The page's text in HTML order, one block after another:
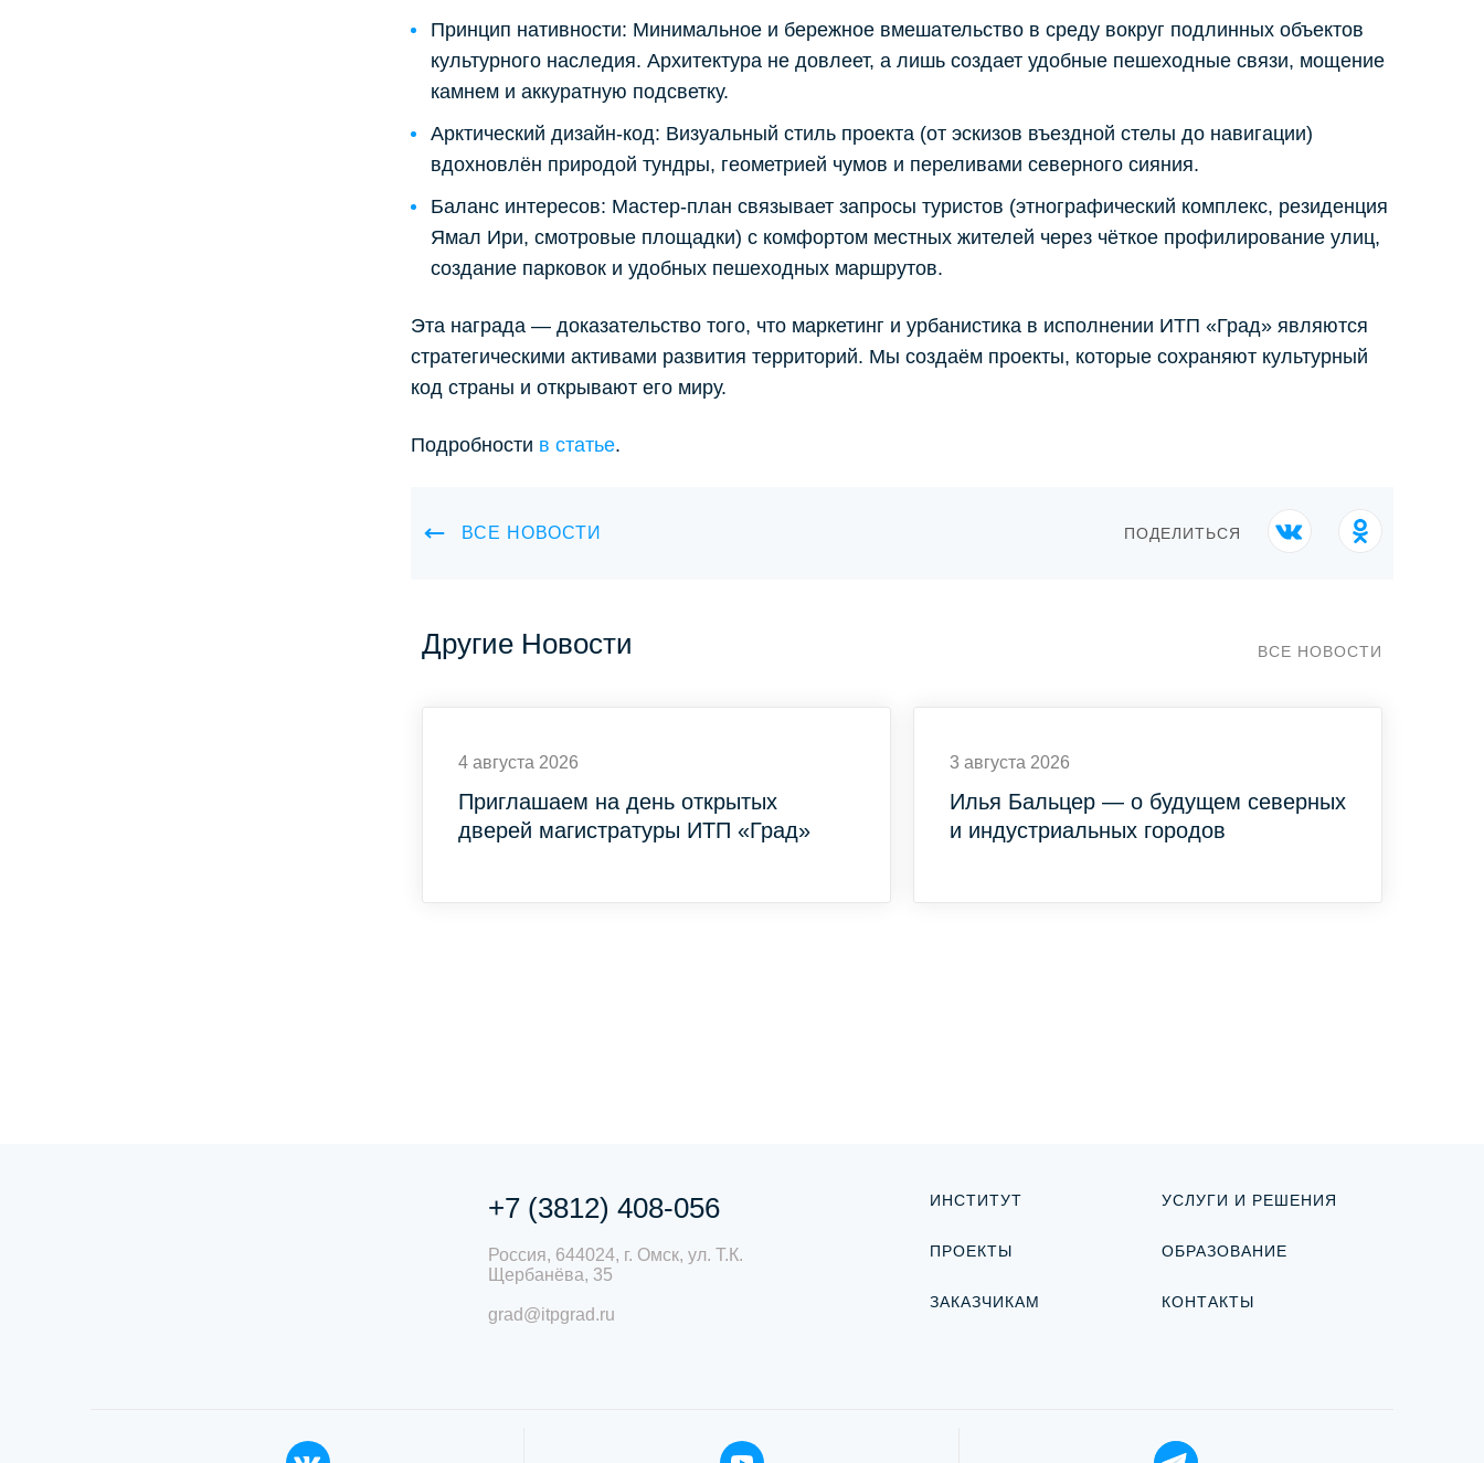
Принцип нативности: Минимальное и бережное вмешательство в среду вокруг подлинных объектов
культурного наследия. Архитектура не довлеет, а лишь создает удобные пешеходные связи, мощение
камнем и аккуратную подсветку.
Арктический дизайн-код: Визуальный стиль проекта (от эскизов въездной стелы до навигации)
вдохновлён природой тундры, геометрией чумов и переливами северного сияния.
Баланс интересов: Мастер-план связывает запросы туристов (этнографический комплекс, резиденция
Ямал Ири, смотровые площадки) с комфортом местных жителей через чёткое профилирование улиц,
создание парковок и удобных пешеходных маршрутов.
Эта награда — доказательство того, что маркетинг и урбанистика в исполнении ИТП «Град» являются
стратегическими активами развития территорий. Мы создаём проекты, которые сохраняют культурный
код страны и открывают его миру.
Подробности в статье.
ВСЕ НОВОСТИ ПОДЕЛИТЬСЯ
Другие Новости ВСЕ НОВОСТИ
4 августа 2026
Приглашаем на день открытых
дверей магистратуры ИТП «Град»
3 августа 2026
Илья Бальцер — о будущем северных
и индустриальных городов
+7 (3812) 408-056
Россия, 644024, г. Омск, ул. Т.К.
Щербанёва, 35
grad@itpgrad.ru
ИНСТИТУТ
ПРОЕКТЫ
ЗАКАЗЧИКАМ
УСЛУГИ И РЕШЕНИЯ
ОБРАЗОВАНИЕ
КОНТАКТЫ